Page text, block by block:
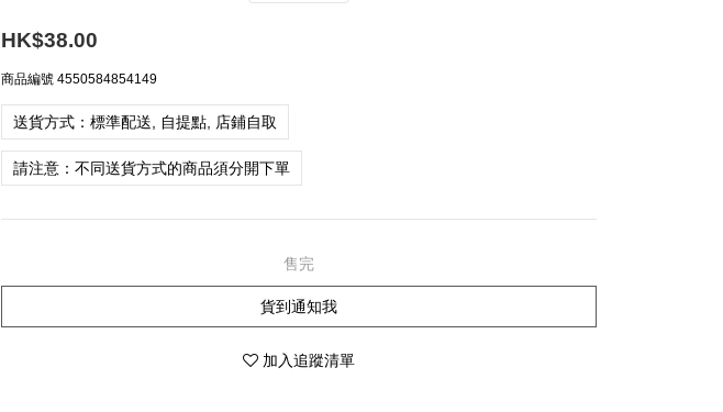
HK$38.00
商品編號 4550584854149
送貨方式：標準配送, 自提點, 店鋪自取
請注意：不同送貨方式的商品須分開下單
售完
貨到通知我
加入追蹤清單